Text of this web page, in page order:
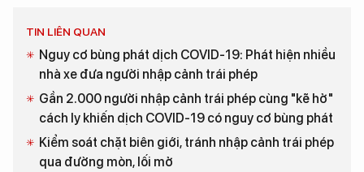
TIN LIÊN QUAN
Nguy cơ bùng phát dịch COVID-19: Phát hiện nhiều
nhà xe đưa người nhập cảnh trái phép
Gần 2.000 người nhập cảnh trái phép cùng "kẽ hở"
cách ly khiến dịch COVID-19 có nguy cơ bùng phát
Kiểm soát chặt biên giới, tránh nhập cảnh trái phép
qua đường mòn, lối mở